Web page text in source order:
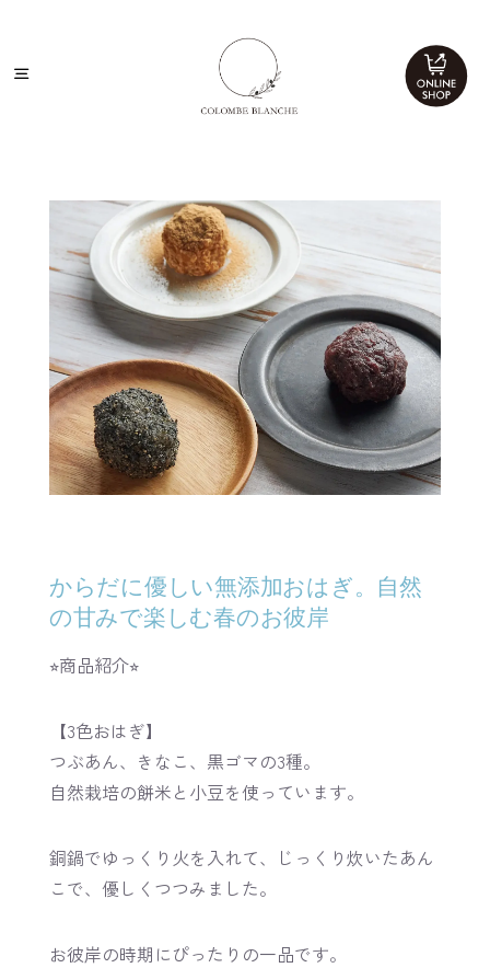
content
Toggle
素材へのこだわり
品質へのこだわり
アクセス
お問い合わせ
からだに優しい無添加おはぎ。自然
の甘みで楽しむ春のお彼岸
⭐︎商品紹介⭐︎
【3色おはぎ】
つぶあん、きなこ、黒ゴマの3種。
自然栽培の餅米と小豆を使っています。
銅鍋でゆっくり火を入れて、じっくり炊いたあん
こで、優しくつつみました。
お彼岸の時期にぴったりの一品です。